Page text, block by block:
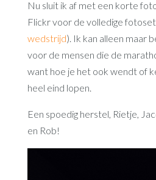
Nu sluit ik af met een korte
Flickr voor de volledige
wedstrijd). Ik kan alleen maar
voor de mensen die de
want hoe je het ook wendt of
heel eind lopen.
Een spoedig herstel, Rietje,
en Rob!